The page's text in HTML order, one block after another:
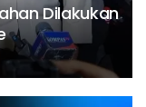
Dilakukan